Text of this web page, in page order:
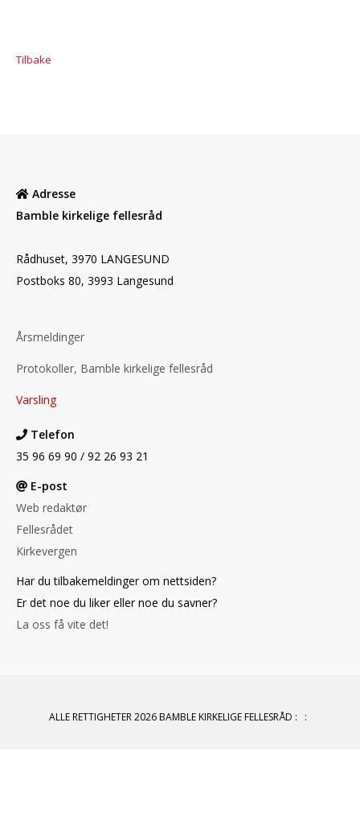
Tilbake
Adresse
Bamble kirkelige fellesråd
Rådhuset, 3970 LANGESUND
Postboks 80, 3993 Langesund
Årsmeldinger
Protokoller, Bamble kirkelige fellesråd
Varsling
Telefon
35 96 69 90 / 92 26 93 21
E-post
Web redaktør
Fellesrådet
Kirkevergen
Har du tilbakemeldinger om nettsiden?
Er det noe du liker eller noe du savner?
La oss få vite det!
ALLE RETTIGHETER 2026 BAMBLE KIRKELIGE FELLESRÅD : :